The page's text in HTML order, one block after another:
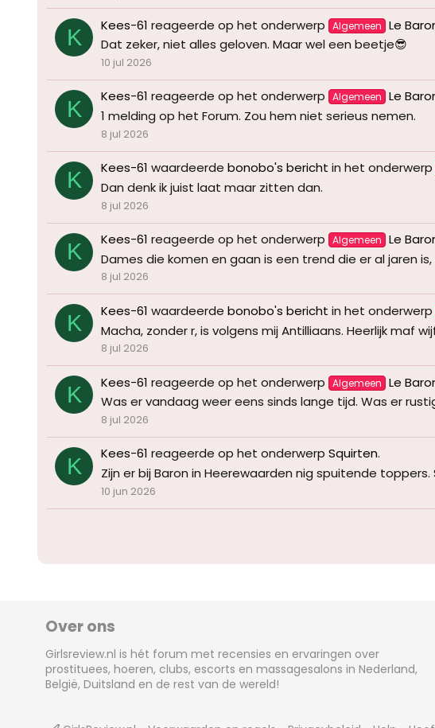
K Kees-61 reageerde op het onderwerp Algemeen Le
Dat zeker, niet alles geloven. Maar wel een beetje😎
10 jul 2026
K Kees-61 reageerde op het onderwerp Algemeen Le
1 melding op het Forum. Zou hem niet serieus nemen.
8 jul 2026
K Kees-61 waardeerde bonobo's bericht in het onderwerp
Dan denk ik juist laat maar zitten dan.
8 jul 2026
K Kees-61 reageerde op het onderwerp Algemeen Le
Dames die komen en gaan is een trend die er al jaren
8 jul 2026
K Kees-61 waardeerde bonobo's bericht in het onderwerp
Macha, zonder r, is volgens mij Antilliaans. Heerlijk maf
8 jul 2026
K Kees-61 reageerde op het onderwerp Algemeen Le
Was er vandaag weer eens sinds lange tijd. Was er
8 jul 2026
K Kees-61 reageerde op het onderwerp Squirten.
Zijn er bij Baron in Heerewaarden nig spuitende
10 jun 2026
Over ons
Girlsreview.nl is hét forum met recensies en ervaringen over
prostituees, hoeren, clubs, escorts en massagesalons in Nederland,
België, Duitsland en de rest van de wereld!